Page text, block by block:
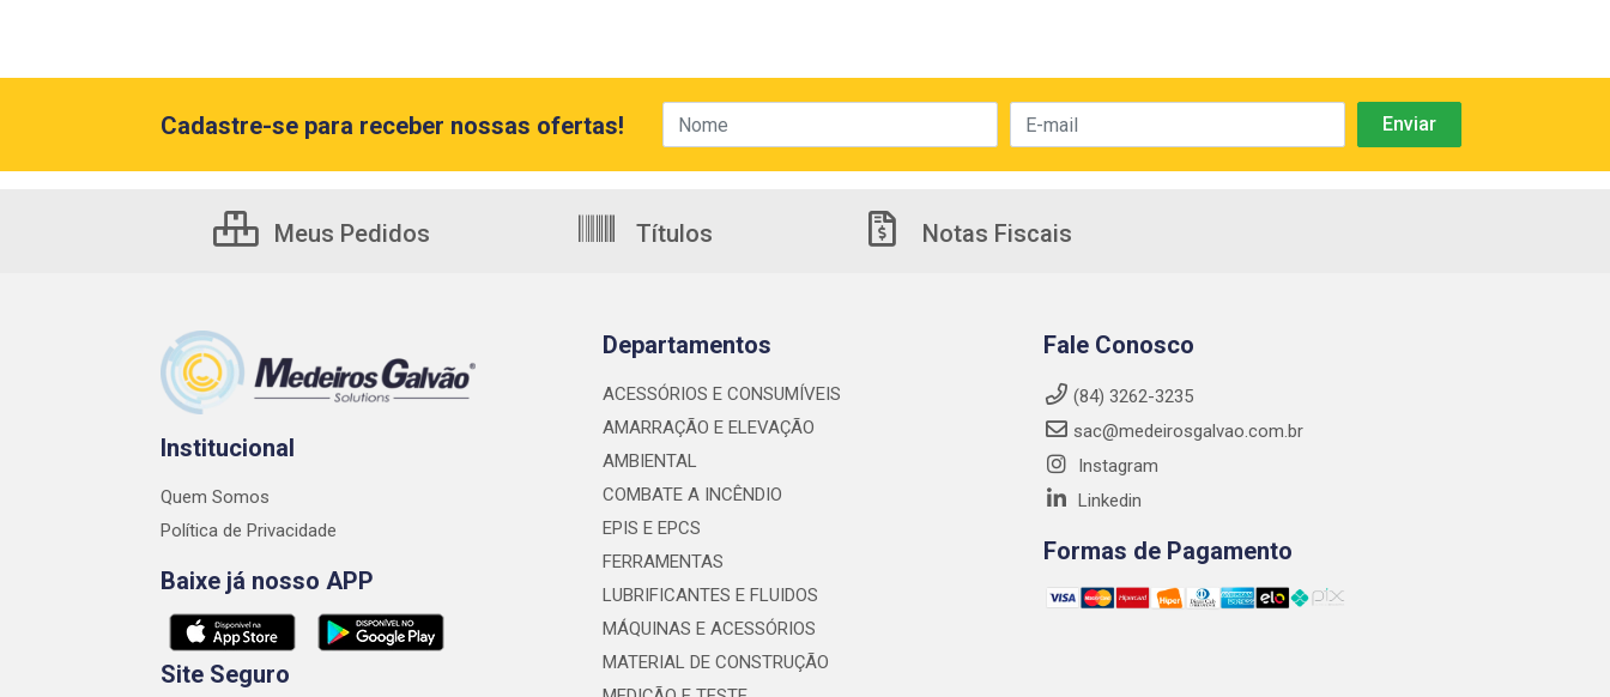
Cadastre-se para receber nossas ofertas!
Meus Pedidos Títulos Notas Fiscais
Institucional
Quem Somos
Política de Privacidade
Baixe já nosso APP
Site Seguro
Departamentos
ACESSÓRIOS E CONSUMÍVEIS
AMARRAÇÃO E ELEVAÇÃO
AMBIENTAL
COMBATE A INCÊNDIO
EPIS E EPCS
FERRAMENTAS
LUBRIFICANTES E FLUIDOS
MÁQUINAS E ACESSÓRIOS
MATERIAL DE CONSTRUÇÃO
Fale Conosco
(84) 3262-3235
sac@medeirosgalvao.com.br
Instagram
Linkedin
Formas de Pagamento